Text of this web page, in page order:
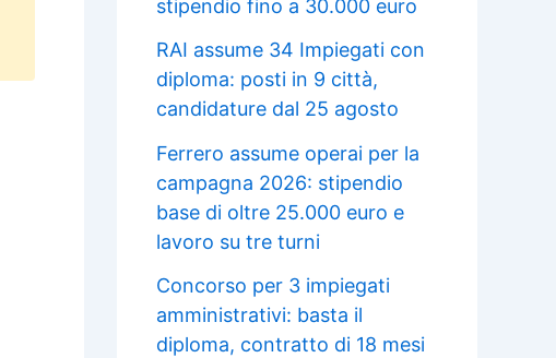
stipendio fino a 30.000 euro
RAI assume 34 Impiegati con
diploma: posti in 9 città,
candidature dal 25 agosto
Ferrero assume operai per la
campagna 2026: stipendio
base di oltre 25.000 euro e
lavoro su tre turni
Concorso per 3 impiegati
amministrativi: basta il
diploma, contratto di 18 mesi